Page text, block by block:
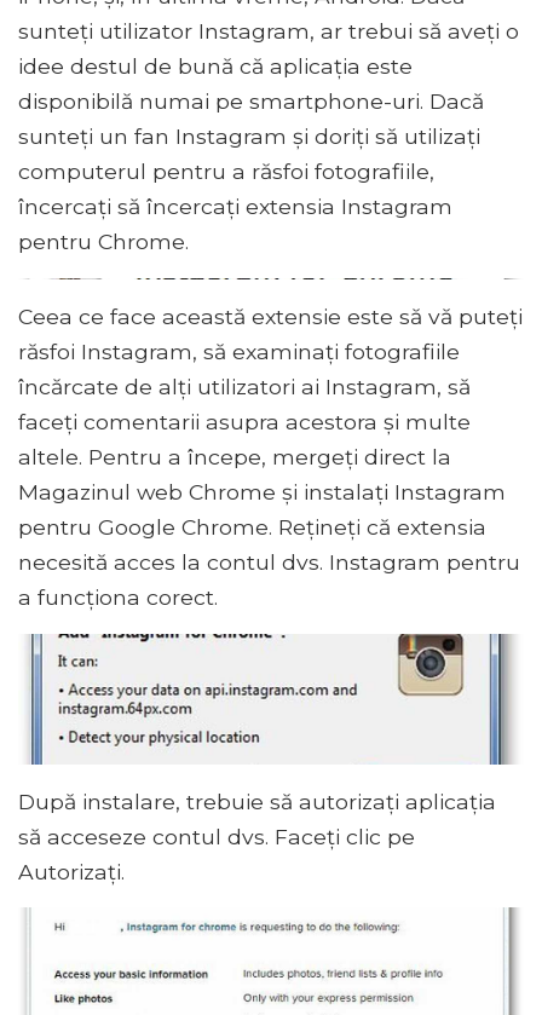
sunteți utilizator Instagram, ar trebui să aveți o
idee destul de bună că aplicația este
disponibilă numai pe smartphone-uri. Dacă
sunteți un fan Instagram și doriți să utilizați
computerul pentru a răsfoi fotografiile,
încercați să încercați extensia Instagram
pentru Chrome.
Ceea ce face această extensie este să vă puteți
răsfoi Instagram, să examinați fotografiile
încărcate de alți utilizatori ai Instagram, să
faceți comentarii asupra acestora și multe
altele. Pentru a începe, mergeți direct la
Magazinul web Chrome și instalați Instagram
pentru Google Chrome. Rețineți că extensia
necesită acces la contul dvs. Instagram pentru
a funcționa corect.
După instalare, trebuie să autorizați aplicația
să acceseze contul dvs. Faceți clic pe
Autorizați.